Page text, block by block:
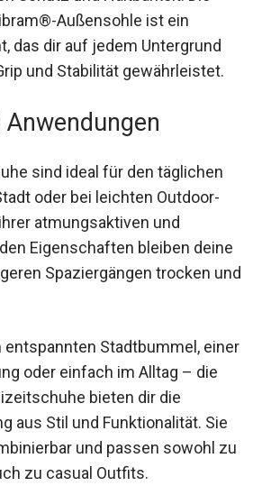
sich perfekt an die Konturen
die Zehenkappe aus Gummi
Schutz und Haltbarkeit. Die
Außensohle ist ein
das dir auf jedem Untergrund
und Stabilität gewährleistet.
sind ideal für den täglichen
oder bei leichten Outdoor-
atmungsaktiven und
Eigenschaften bleiben
längeren Spaziergängen
Stadtbummel,
oder einfach im Alltag
Freizeitschuhe bieten dir die
aus Stil und Funktionalität. Sie